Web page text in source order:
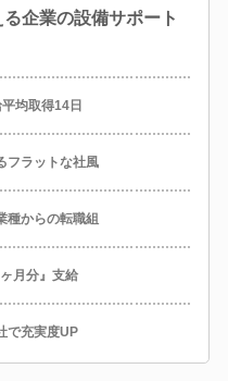
企業の設備サポート
均取得14日
フラットな社風
種からの転職組
月分』支給
で充実度UP